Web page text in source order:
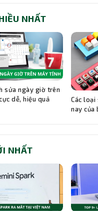
NHẤT
sửa ngày giờ trên
dễ, hiệu quả
Các loại
nay của
NHẤT